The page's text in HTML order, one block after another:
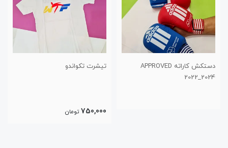
دستکش کاراته APPROVED
2022_2024
تیشرت تکواندو
750,000 تومان